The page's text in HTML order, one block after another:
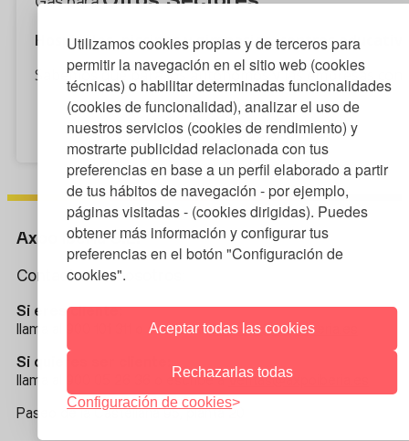
Utilizamos cookies propias y de terceros para
permitir la navegación en el sitio web (cookies
técnicas) o habilitar determinadas funcionalidades
(cookies de funcionalidad), analizar el uso de
nuestros servicios (cookies de rendimiento) y
mostrarte publicidad relacionada con tus
preferencias en base a un perfil elaborado a partir
de tus hábitos de navegación - por ejemplo,
páginas visitadas - (cookies dirigidas). Puedes
obtener más información y configurar tus
preferencias en el botón "Configuración de
cookies".
Aceptar todas las cookies
Rechazarlas todas
Configuración de cookies
Hospitales, piscinas y gimnasios, centros
Sabemos que para los autónomos y las empresas
¿Quieres saber más?
Axpo Iberia S.L.
Contacta con nosotros:
Si eres cliente:
llama al 900 101 311 o escribe aClientes@axpoiberia.es
Si quieres ser cliente:
llama al 900 05 26 36 o escribe aVentas@axpoiberia.es
Paseo de la Castellana 95, planta 20